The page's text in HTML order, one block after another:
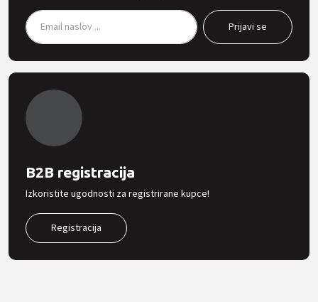
B2B registracija
Izkoristite ugodnosti za registrirane kupce!
Registracija